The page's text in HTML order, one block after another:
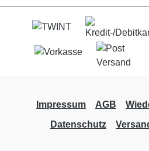
Impressum AGB
Datenschutz